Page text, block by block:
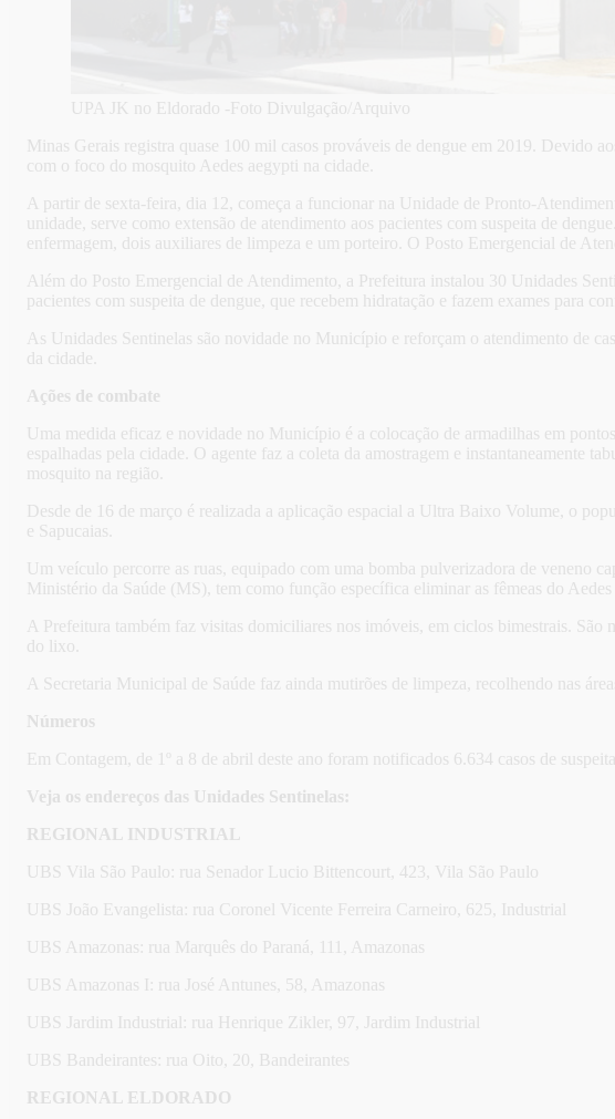
UPA JK no Eldorado -Foto Divulgação/Arquivo
Minas Gerais registra quase 100 mil casos prováveis de dengue em 2019. Devido
com o foco do mosquito Aedes aegypti na cidade.
A partir de sexta-feira, dia 12, começa a funcionar na Unidade de Pronto-
unidade, serve como extensão de atendimento aos pacientes com suspeita de
enfermagem, dois auxiliares de limpeza e um porteiro. O Posto Emergencial de
Além do Posto Emergencial de Atendimento, a Prefeitura instalou 30 Unidades
pacientes com suspeita de dengue, que recebem hidratação e fazem exames para
As Unidades Sentinelas são novidade no Município e reforçam o atendimento de
da cidade.
Ações de combate
Uma medida eficaz e novidade no Município é a colocação de armadilhas em
espalhadas pela cidade. O agente faz a coleta da amostragem e instantaneamente
mosquito na região.
Desde de 16 de março é realizada a aplicação espacial a Ultra Baixo Volume, o
e Sapucaias.
Um veículo percorre as ruas, equipado com uma bomba pulverizadora de veneno
Ministério da Saúde (MS), tem como função específica eliminar as fêmeas do
A Prefeitura também faz visitas domiciliares nos imóveis, em ciclos bimestrais.
do lixo.
A Secretaria Municipal de Saúde faz ainda mutirões de limpeza, recolhendo nas
Números
Em Contagem, de 1º a 8 de abril deste ano foram notificados 6.634 casos de
Veja os endereços das Unidades Sentinelas:
REGIONAL INDUSTRIAL
UBS Vila São Paulo: rua Senador Lucio Bittencourt, 423, Vila São Paulo
UBS João Evangelista: rua Coronel Vicente Ferreira Carneiro, 625, Industrial
UBS Amazonas: rua Marquês do Paraná, 111, Amazonas
UBS Amazonas I: rua José Antunes, 58, Amazonas
UBS Jardim Industrial: rua Henrique Zikler, 97, Jardim Industrial
UBS Bandeirantes: rua Oito, 20, Bandeirantes
REGIONAL ELDORADO